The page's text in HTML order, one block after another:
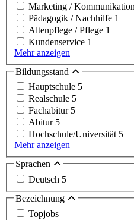
Marketing /
Pädagogik / Nachhilfe 1
Altenpflege / Pflege 1
Kundenservice 1
Mehr anzeigen
Bildungsstand
Hauptschule 5
Realschule 5
Fachabitur 5
Abitur 5
Hochschule/Universität 5
Mehr anzeigen
Sprachen
Deutsch 5
Bezeichnung
Topjobs